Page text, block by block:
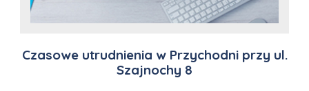
Czasowe utrudnienia w Przychodni przy ul.
Szajnochy 8